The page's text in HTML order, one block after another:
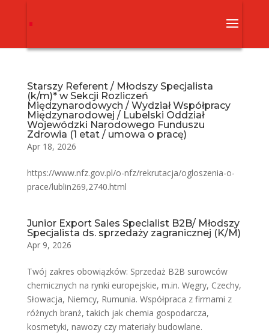
Starszy Referent / Młodszy Specjalista
(k/m)* w Sekcji Rozliczeń
Międzynarodowych / Wydział Współpracy
Międzynarodowej / Lubelski Oddział
Wojewódzki Narodowego Funduszu
Zdrowia (1 etat / umowa o pracę)
Apr 18, 2026
https://www.nfz.gov.pl/o-nfz/rekrutacja/ogloszenia-o-
prace/lublin269,2740.html
Junior Export Sales Specialist B2B/ Młodszy
Specjalista ds. sprzedaży zagranicznej (K/M)
Apr 9, 2026
Twój zakres obowiązków: Sprzedaż B2B surowców
chemicznych na rynki europejskie, m.in. Węgry, Czechy,
Słowacja, Niemcy, Rumunia. Współpraca z firmami z
różnych branż, takich jak chemia gospodarcza,
kosmetyki, nawozy czy materiały budowlane.